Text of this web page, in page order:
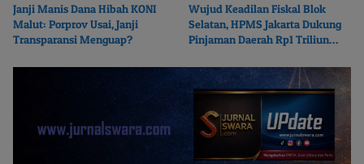
Janji Manis Dana Hibah KONI
Malut: Porprov Usai, Janji
Transparansi Menguap?
Wujud Keadilan Fiskal Blok
Selatan, HPMS Jakarta Dukung
Pinjaman Daerah Rp1 Triliun